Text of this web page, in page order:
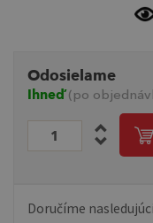
Odosielame
Ihneď(po
Doručíme